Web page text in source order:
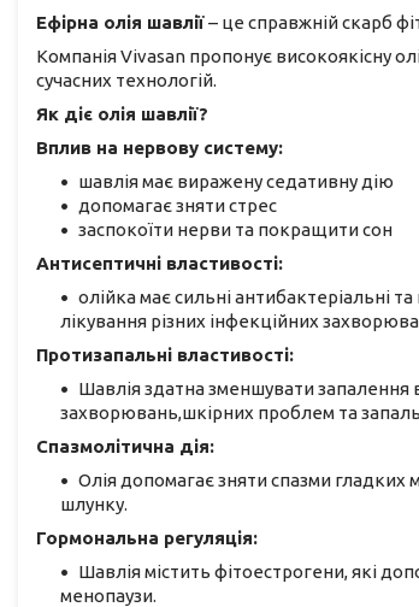
Ефірна олія шавлії– це справжній скарб
Компанія Vivasan пропонує високоякісну
сучасних технологій.
Як діє олія шавлії?
Вплив на нервову систему:
шавлія має виражену седативну дію
допомагає зняти стрес
заспокоїти нерви та покращити сон
Антисептичні властивості:
олійка має сильні антибактеріальні
лікування різних інфекційних
Протизапальні властивості:
Шавлія здатна зменшувати запалення
захворювань,шкірних проблем та
Спазмолітична дія:
Олія допомагає зняти спазми гладких
шлунку.
Гормональна регуляція:
Шавлія містить фітоестрогени, які
менопаузи.